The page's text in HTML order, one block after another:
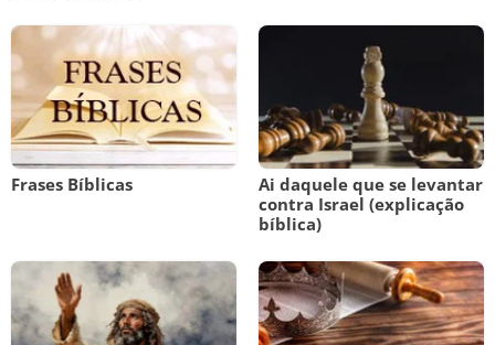
Frases Bíblicas
Ai daquele que se levantar
contra Israel (explicação
bíblica)